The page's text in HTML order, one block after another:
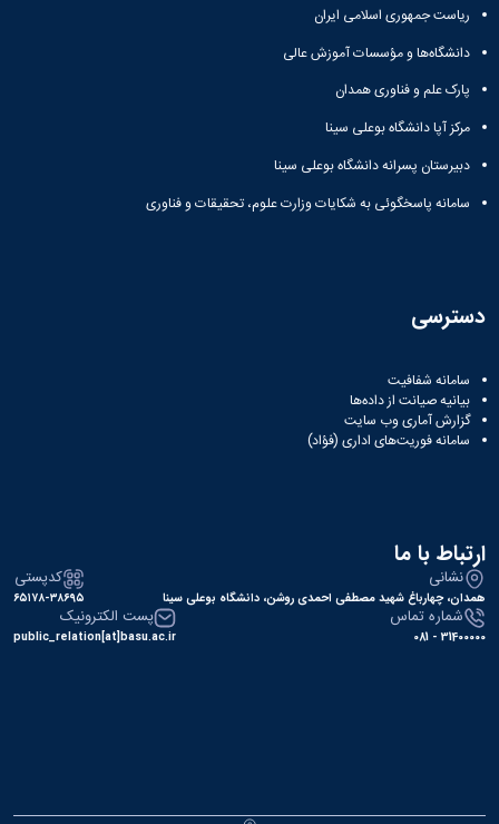
ریاست جمهوری اسلامی ایران
دانشگاه‌ها و مؤسسات آموزش عالی
پارک علم و فناوری همدان
مرکز آپا دانشگاه بوعلی سینا
دبیرستان پسرانه دانشگاه بوعلی سینا
سامانه پاسخگوئی به شکایات وزارت علوم، تحقیقات و فناوری
دسترسی
سامانه شفافیت
بیانیه صیانت از داده‌ها
گزارش آماری وب‌ سایت
سامانه فوریت‌های اداری (فؤاد)
ارتباط با ما
نشانی
همدان، چهارباغ شهید مصطفی احمدی روشن، دانشگاه بوعلی سینا
کدپستی
۶۵۱۷۸-۳۸۶۹۵
شماره تماس
31400000 - 081
پست الکترونیک
public_relation[at]basu.ac.ir